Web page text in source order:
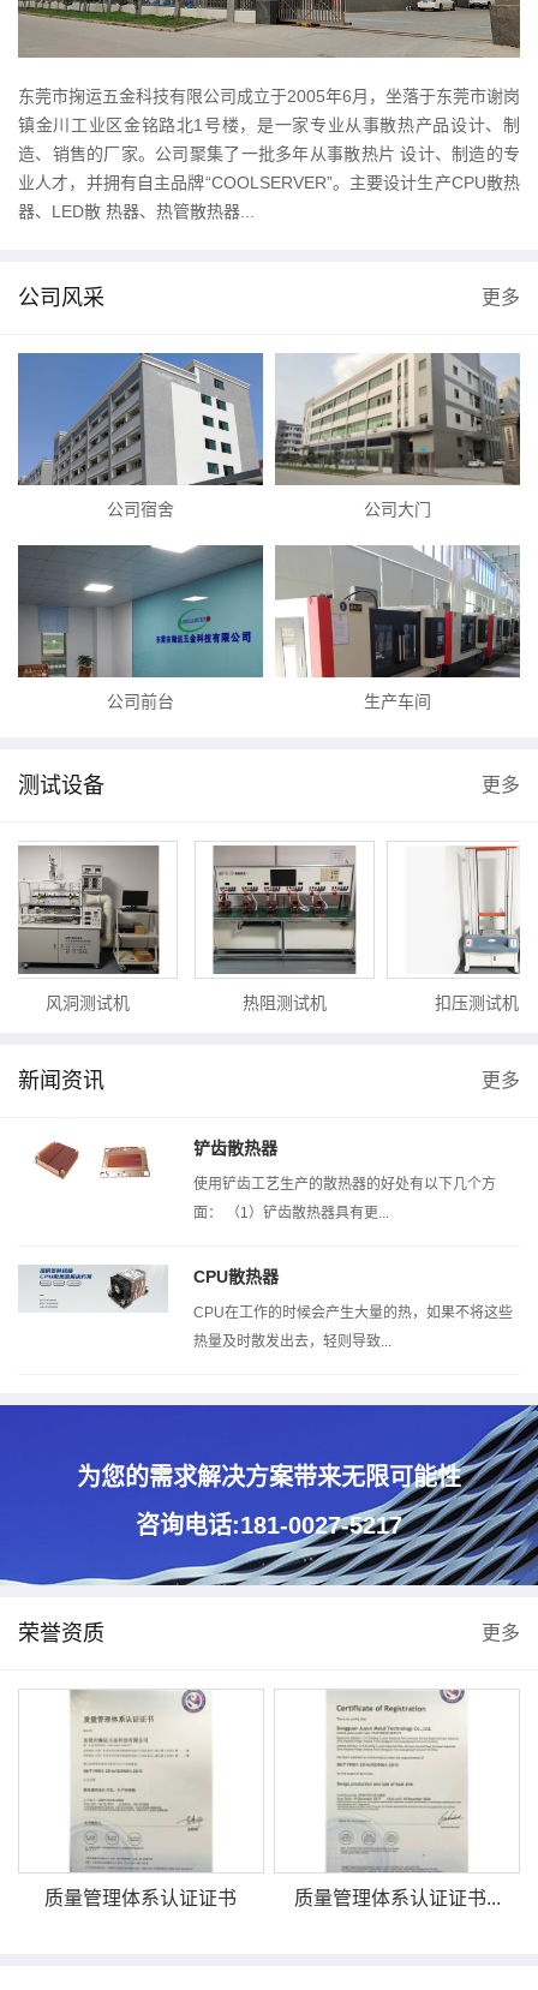
东莞市掬运五金科技有限公司成立于2005年6月，坐落于东莞市谢岗
镇金川工业区金铭路北1号楼，是一家专业从事散热产品设计、制
造、销售的厂家。公司聚集了一批多年从事散热片 设计、制造的专
业人才，并拥有自主品牌“COOLSERVER”。主要设计生产CPU散热
器、LED散 热器、热管散热器...
公司风采 更多
公司宿舍 公司大门
公司前台 生产车间
测试设备 更多
风洞测试机 热阻测试机 扣压测试机
新闻资讯 更多
铲齿散热器
使用铲齿工艺生产的散热器的好处有以下几个方
面： （1）铲齿散热器具有更...
CPU散热器
CPU在工作的时候会产生大量的热，如果不将这些
热量及时散发出去，轻则导致...
为您的需求解决方案带来无限可能性
咨询电话:181-0027-5217
荣誉资质 更多
质量管理体系认证证书 质量管理体系认证证书...